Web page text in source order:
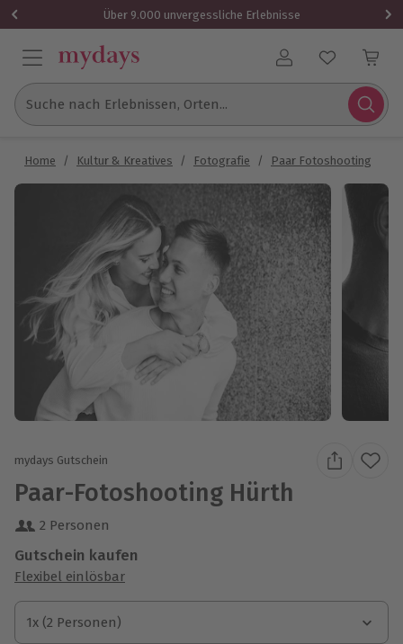
Über 9.000 unvergessliche Erlebnisse
Benutzerkonto
Suche nach Erlebnissen, Orten...
Home / Kultur & Kreatives / Fotografie / Paar Fotoshooting
mydays Gutschein
Paar-Fotoshooting Hürth
2 Personen
Gutschein kaufen
Flexibel einlösbar
1x (2 Personen)
1x (2 Personen)
1x (2 Personen)